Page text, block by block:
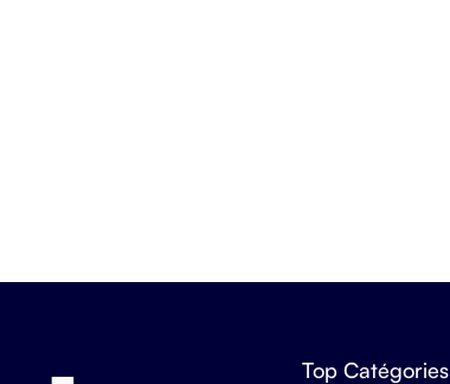
Top Catégories